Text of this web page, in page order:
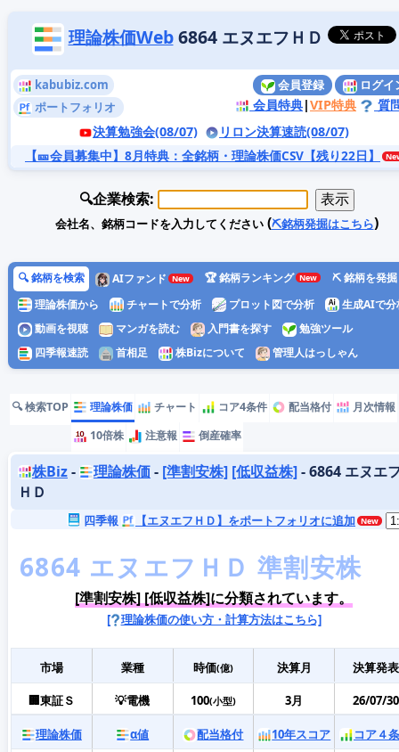
理論株価Web6864 エヌエフＨＤ
kabubiz.com
ポートフォリオ
会員登録 ログイ
会員特典|VIP特典
質
決算勉強会(08/07)
リロン決算速読(08/07)
【🎫会員募集中】8月特典 ：全銘柄・理論株価CSV【残り22日】
🔍企業検索:
会社名、銘柄コードを入力してください(⛏️銘柄発掘はこちら)
🔍 銘柄を検索 AIファンド 🏆 銘柄ランキング
⛏️ 銘柄を発掘
理論株価から
チャートで分析 プロット図で分析
生成AIで分
動画を視聴
マンガを読む 入門書を探す
勉強ツール
四季報速読
首相足 株Bizについて 管理人はっしゃん
🔍 検索TOP 理論株価 チャート コア4条件 配当格付
月次情報
10倍株
注意報 倒産確率
株Biz- 理論株価- [準割安株] [低収益株]- 6864 エヌエ
ＨＤ
四季報 【エヌエフＨＤ】をポートフォリオに追加
[準割安株] [低収益株]に分類されています。
[ 理論株価の使い方・計算方法はこちら]
市場 業種 時価(億) 決算月 決算発表
🏢東証Ｓ 💡電機 100(小型) 3月 26/07/30
理論株価 α値 配当格付 10年スコア
コア４